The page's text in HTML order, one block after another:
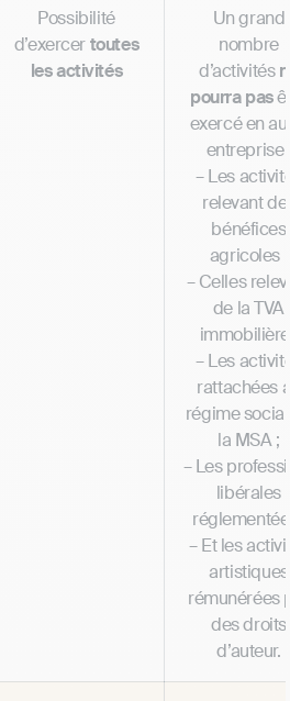
Possibilité
d’exercertoutes
les activités
Un grand
nombre
d’activités
pourra pas
exercé en
entreprise
– Les
relevant
bénéfices
agricoles ;
– Celles
de la TVA
– Les
rattachées
régime
la MSA ;
– Les
libérales
– Et les
artistiques
rémunérées
des droits
d’auteur.